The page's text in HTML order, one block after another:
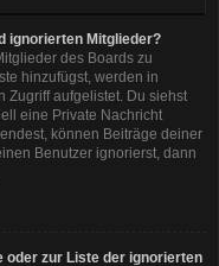
ignorierten Mitglieder?
des Boards zu
hinzufügst, werden in
Zugriff aufgelistet. Du siehst
eine Private Nachricht
können Beiträge deiner
Benutzer ignorierst, dann
oder zur Liste der ignorierten